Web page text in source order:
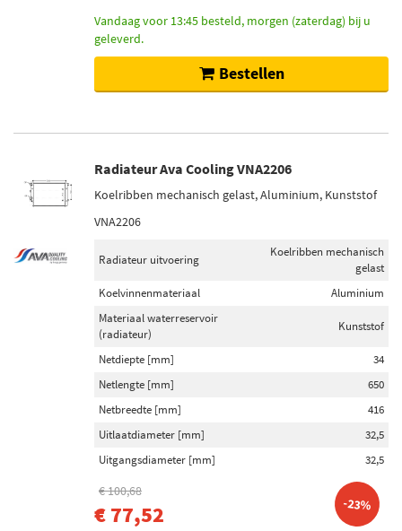
Vandaag voor 13:45 besteld, morgen (zaterdag) bij u
geleverd.
Bestellen
Radiateur Ava Cooling VNA2206
Koelribben mechanisch gelast, Aluminium, Kunststof
VNA2206
Radiateur uitvoering
Koelribben mechanisch
gelast
Koelvinnenmateriaal
Aluminium
Materiaal waterreservoir
(radiateur)
Kunststof
Netdiepte [mm]
34
Netlengte [mm]
650
Netbreedte [mm]
416
Uitlaatdiameter [mm]
32,5
Uitgangsdiameter [mm]
32,5
€ 100,68
€ 77,52 -23%